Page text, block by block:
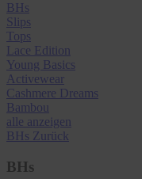
BHs
Slips
Tops
Lace Edition
Young Basics
Activewear
Cashmere Dreams
Bambou
alle anzeigen
BHs Zurück
BHs